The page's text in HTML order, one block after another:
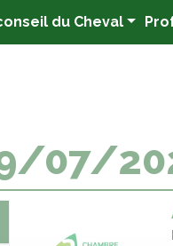
du Cheval
07/